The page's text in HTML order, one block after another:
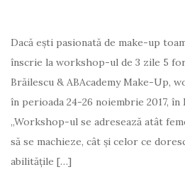
Dacă ești pasionată de make-up
înscrie la workshop-ul de 3 zile 5
Brăilescu & ABAcademy Make-Up,
în perioada 24-26 noiembrie 2017,
„Workshop-ul se adresează atât
să se machieze, cât şi celor ce
abilităţile […]